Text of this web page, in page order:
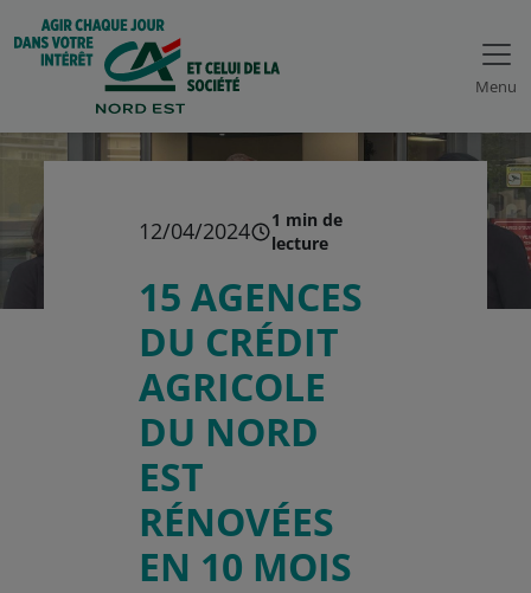
Menu
12/04/2024
1 min de
lecture
15 AGENCES
DU CRÉDIT
AGRICOLE
DU NORD
EST
RÉNOVÉES
EN 10 MOIS